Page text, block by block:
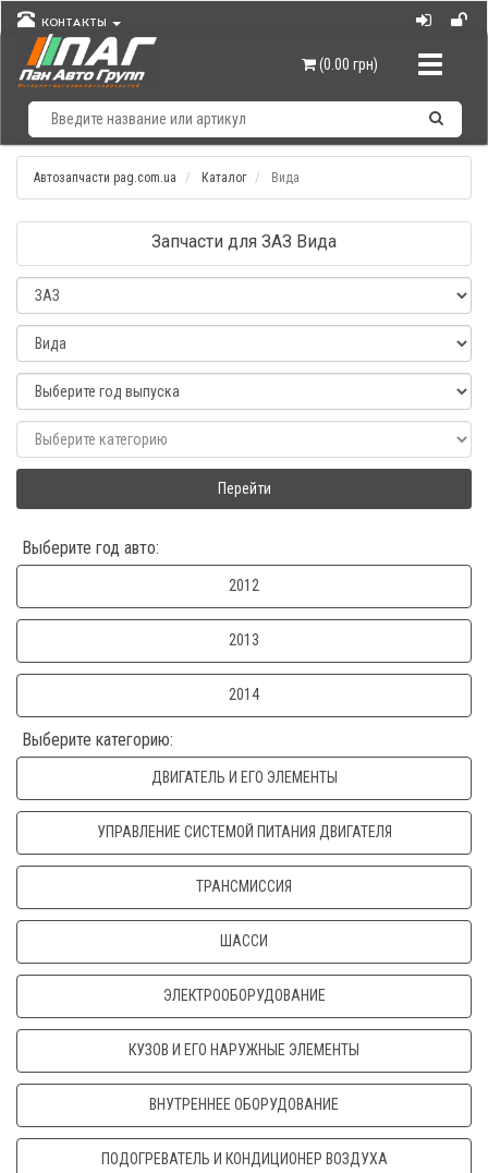
КОНТАКТЫ
(0.00 грн)
Автозапчасти pag.com.ua Каталог Вида
Запчасти для ЗАЗ Вида
Перейти
Выберите год авто:
2012
2013
2014
Выберите категорию:
ДВИГАТЕЛЬ И ЕГО ЭЛЕМЕНТЫ
УПРАВЛЕНИЕ СИСТЕМОЙ ПИТАНИЯ ДВИГАТЕЛЯ
ТРАНСМИССИЯ
ШАССИ
ЭЛЕКТРООБОРУДОВАНИЕ
КУЗОВ И ЕГО НАРУЖНЫЕ ЭЛЕМЕНТЫ
ВНУТРЕННЕЕ ОБОРУДОВАНИЕ
ПОДОГРЕВАТЕЛЬ И КОНДИЦИОНЕР ВОЗДУХА